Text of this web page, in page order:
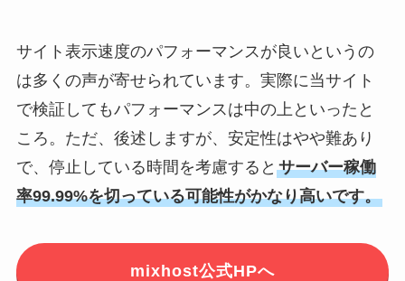
サイト表示速度のパフォーマンスが良いというの
は多くの声が寄せられています。実際に当サイト
で検証してもパフォーマンスは中の上といったと
ころ。ただ、後述しますが、安定性はやや難あり
で、停止している時間を考慮すると サーバー稼働
率99.99%を切っている可能性がかなり高いです。
mixhost公式HPへ